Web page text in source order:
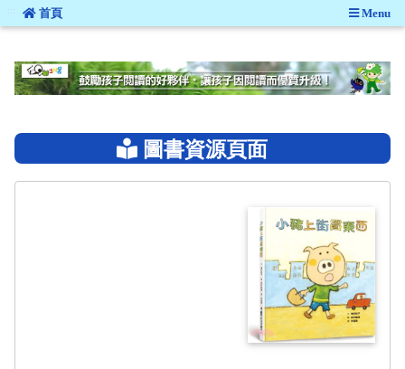
::: 首頁 Menu
圖書資源頁面